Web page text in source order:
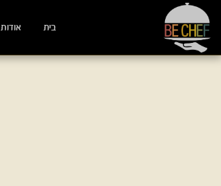
בית אודות BE-CHEF